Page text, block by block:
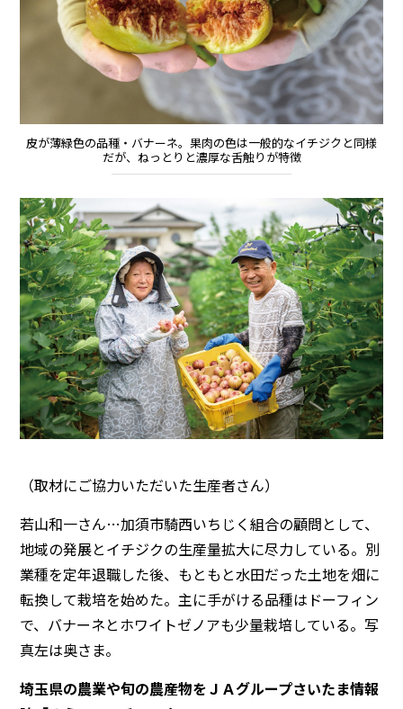
皮が薄緑色の品種・バナーネ。果肉の色は一般的なイチジクと同様
だが、ねっとりと濃厚な舌触りが特徴
（取材にご協力いただいた生産者さん）
若山和一さん…加須市騎西いちじく組合の顧問として、
地域の発展とイチジクの生産量拡大に尽力している。別
業種を定年退職した後、もともと水田だった土地を畑に
転換して栽培を始めた。主に手がける品種はドーフィン
で、バナーネとホワイトゼノアも少量栽培している。写
真左は奥さま。
埼玉県の農業や旬の農産物をＪＡグループさいたま情報